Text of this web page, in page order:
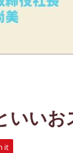
いいお
it